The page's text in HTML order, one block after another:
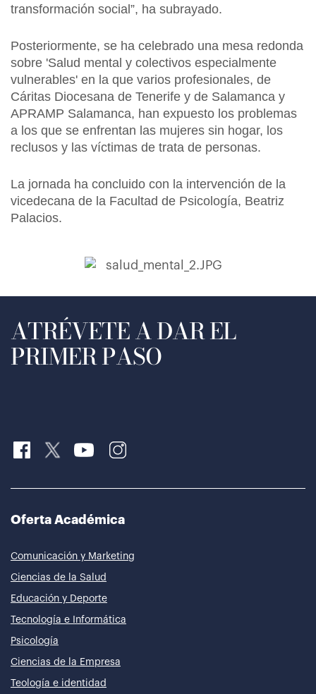
transformación social”, ha subrayado.
Posteriormente, se ha celebrado una mesa redonda
sobre 'Salud mental y colectivos especialmente
vulnerables' en la que varios profesionales, de
Cáritas Diocesana de Tenerife y de Salamanca y
APRAMP Salamanca, han expuesto los problemas
a los que se enfrentan las mujeres sin hogar, los
reclusos y las víctimas de trata de personas.
La jornada ha concluido con la intervención de la
vicedecana de la Facultad de Psicología, Beatriz
Palacios.
ATRÉVETE A DAR EL
PRIMER PASO
Oferta Académica
Comunicación y Marketing
Ciencias de la Salud
Educación y Deporte
Tecnología e Informática
Psicología
Ciencias de la Empresa
Teología e identidad